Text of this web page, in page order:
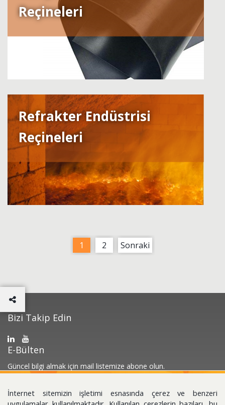
Reçineleri
Refrakter Endüstrisi
Reçineleri
1 2 Sonraki
Bizi Takip Edin
E-Bülten
Güncel bilgi almak için mail listemize abone olun.
İnternet sitemizin işletimi esnasında çerez ve benzeri